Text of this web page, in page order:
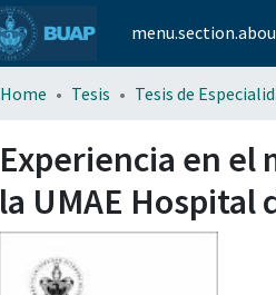
Home Tesis Tesis de
Experiencia en el
la UMAE Hospital